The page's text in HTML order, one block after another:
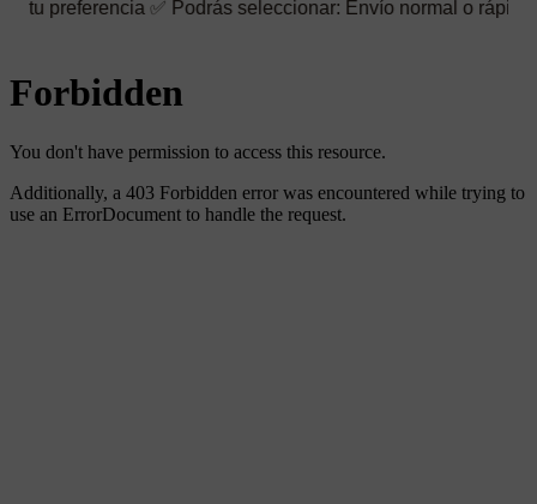
✅ Podrás seleccionar: Envío normal o rápido ☑️